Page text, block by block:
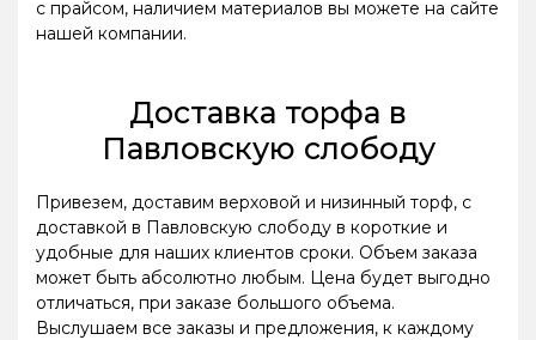
с прайсом, наличием материалов вы можете на сайте
нашей компании.
Доставка торфа в
Павловскую слободу
Привезем, доставим верховой и низинный торф, с
доставкой в Павловскую слободу в короткие и
удобные для наших клиентов сроки. Объем заказа
может быть абсолютно любым. Цена будет выгодно
отличаться, при заказе большого объема.
Выслушаем все заказы и предложения, к каждому